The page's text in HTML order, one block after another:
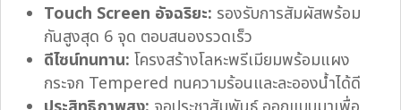
Touch Screen อัจฉริยะ: รองรับการสัมผัสพร้อม
กันสูงสุด 6 จุด ตอบสนองรวดเร็ว
ดีไซน์ทนทาน: โครงสร้างโลหะพรีเมียมพร้อมแผง
กระจก Tempered ทนความร้อนและละอองน้ำได้ดี